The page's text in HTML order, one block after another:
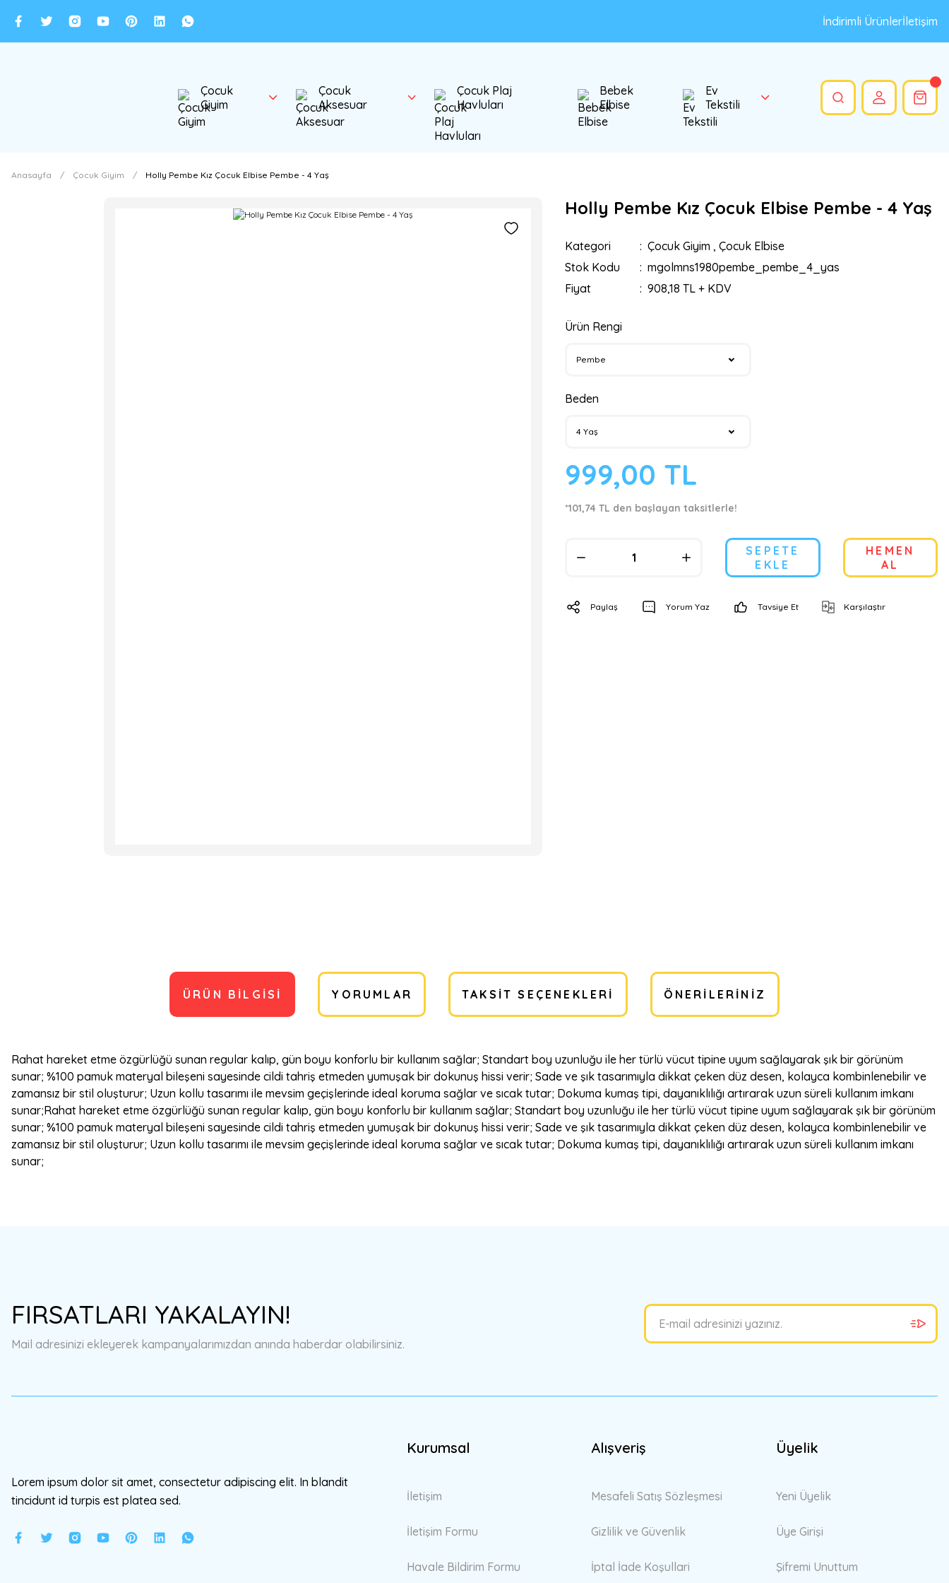
İndirimli Ürünlerİletişim
Çocuk
Giyim
Çocuk
Aksesuar
Çocuk Plaj
Havluları
Bebek
Elbise
Ev
Tekstili
Anasayfa Çocuk Giyim Holly Pembe Kız Çocuk Elbise Pembe - 4 Yaş
Holly Pembe Kız Çocuk Elbise Pembe - 4 Yaş
Kategori Çocuk Giyim , Çocuk Elbise
Stok Kodu
mgolmns1980pembe_pembe_4_yas
Fiyat
908,18 TL + KDV
Ürün Rengi
Beden
999,00 TL
*101,74 TL den başlayan taksitlerle!
SEPETE
EKLE
HEMEN
AL
Paylaş Yorum Yaz Tavsiye Et Karşılaştır
ÜRÜN BILGISI YORUMLAR TAKSIT SEÇENEKLERI ÖNERILERINIZ
Rahat hareket etme özgürlüğü sunan regular kalıp, gün boyu konforlu bir kullanım sağlar; Standart boy uzunluğu ile her türlü vücut tipine uyum sağlayarak şık bir görünüm
sunar; %100 pamuk materyal bileşeni sayesinde cildi tahriş etmeden yumuşak bir dokunuş hissi verir; Sade ve şık tasarımıyla dikkat çeken düz desen, kolayca kombinlenebilir ve
zamansız bir stil oluşturur; Uzun kollu tasarımı ile mevsim geçişlerinde ideal koruma sağlar ve sıcak tutar; Dokuma kumaş tipi, dayanıklılığı artırarak uzun süreli kullanım imkanı
sunar;Rahat hareket etme özgürlüğü sunan regular kalıp, gün boyu konforlu bir kullanım sağlar; Standart boy uzunluğu ile her türlü vücut tipine uyum sağlayarak şık bir görünüm
sunar; %100 pamuk materyal bileşeni sayesinde cildi tahriş etmeden yumuşak bir dokunuş hissi verir; Sade ve şık tasarımıyla dikkat çeken düz desen, kolayca kombinlenebilir ve
zamansız bir stil oluşturur; Uzun kollu tasarımı ile mevsim geçişlerinde ideal koruma sağlar ve sıcak tutar; Dokuma kumaş tipi, dayanıklılığı artırarak uzun süreli kullanım imkanı
sunar;
Ürün açıklamasında eksik bilgiler bulunuyor.
Ürün fiyatı diğer sitelerden daha pahalı.
FIRSATLARI YAKALAYIN!
Mail adresinizi ekleyerek kampanyalarımızdan anında haberdar olabilirsiniz.
Lorem ipsum dolor sit amet, consectetur adipiscing elit. In blandit
tincidunt id turpis est platea sed.
Kurumsal
İletişim
İletişim Formu
Havale Bildirim Formu
Alışveriş
Mesafeli Satış Sözleşmesi
Gizlilik ve Güvenlik
İptal İade Koşullari
Üyelik
Yeni Üyelik
Üye Girişi
Şifremi Unuttum